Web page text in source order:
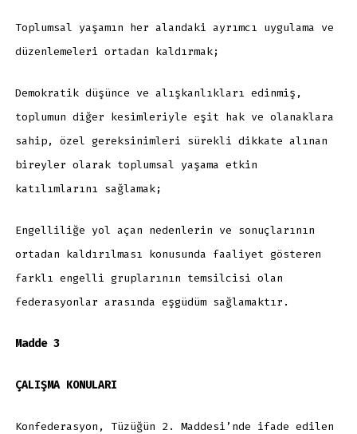
Toplumsal yaşamın her alandaki ayrımcı uygulama ve
düzenlemeleri ortadan kaldırmak;
Demokratik düşünce ve alışkanlıkları edinmiş,
toplumun diğer kesimleriyle eşit hak ve olanaklara
sahip, özel gereksinimleri sürekli dikkate alınan
bireyler olarak toplumsal yaşama etkin
katılımlarını sağlamak;
Engelliliğe yol açan nedenlerin ve sonuçlarının
ortadan kaldırılması konusunda faaliyet gösteren
farklı engelli gruplarının temsilcisi olan
federasyonlar arasında eşgüdüm sağlamaktır.
Madde 3
ÇALIŞMA KONULARI
Konfederasyon, Tüzüğün 2. Maddesi’nde ifade edilen